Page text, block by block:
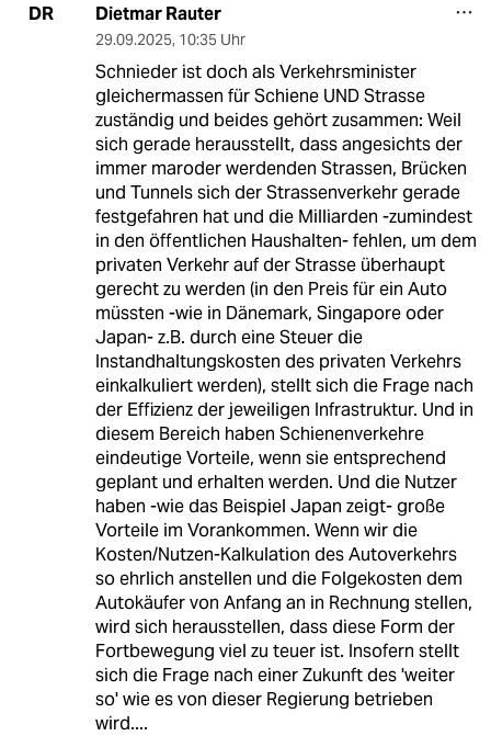
DR Dietmar Rauter
29.09.2025, 10:35 Uhr
Schnieder ist doch als Verkehrsminister
gleichermassen für Schiene UND Strasse
zuständig und beides gehört zusammen: Weil
sich gerade herausstellt, dass angesichts der
immer maroder werdenden Strassen, Brücken
und Tunnels sich der Strassenverkehr gerade
festgefahren hat und die Milliarden -zumindest
in den öffentlichen Haushalten- fehlen, um dem
privaten Verkehr auf der Strasse überhaupt
gerecht zu werden (in den Preis für ein Auto
müssten -wie in Dänemark, Singapore oder
Japan- z.B. durch eine Steuer die
Instandhaltungskosten des privaten Verkehrs
einkalkuliert werden), stellt sich die Frage nach
der Effizienz der jeweiligen Infrastruktur. Und in
diesem Bereich haben Schienenverkehre
eindeutige Vorteile, wenn sie entsprechend
geplant und erhalten werden. Und die Nutzer
haben -wie das Beispiel Japan zeigt- große
Vorteile im Vorankommen. Wenn wir die
Kosten/Nutzen-Kalkulation des Autoverkehrs
so ehrlich anstellen und die Folgekosten dem
Autokäufer von Anfang an in Rechnung stellen,
wird sich herausstellen, dass diese Form der
Fortbewegung viel zu teuer ist. Insofern stellt
sich die Frage nach einer Zukunft des 'weiter
so' wie es von dieser Regierung betrieben
wird....